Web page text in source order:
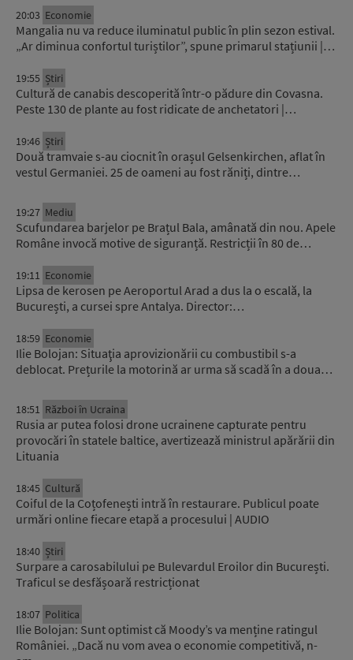
20:03 Economie
Mangalia nu va reduce iluminatul public în plin sezon estival.
„Ar diminua confortul turiștilor”, spune primarul stațiunii |…
19:55 Știri
Cultură de canabis descoperită într-o pădure din Covasna.
Peste 130 de plante au fost ridicate de anchetatori |…
19:46 Știri
Două tramvaie s-au ciocnit în orașul Gelsenkirchen, aflat în
vestul Germaniei. 25 de oameni au fost răniți, dintre…
19:27 Mediu
Scufundarea barjelor pe Brațul Bala, amânată din nou. Apele
Române invocă motive de siguranță. Restricții în 80 de…
19:11 Economie
Lipsa de kerosen pe Aeroportul Arad a dus la o escală, la
București, a cursei spre Antalya. Director:…
18:59 Economie
Ilie Bolojan: Situaţia aprovizionării cu combustibil s-a
deblocat. Prețurile la motorină ar urma să scadă în a doua…
18:51 Război în Ucraina
Rusia ar putea folosi drone ucrainene capturate pentru
provocări în statele baltice, avertizează ministrul apărării din
Lituania
18:45 Cultură
Coiful de la Coțofenești intră în restaurare. Publicul poate
urmări online fiecare etapă a procesului | AUDIO
18:40 Știri
Surpare a carosabilului pe Bulevardul Eroilor din București.
Traficul se desfășoară restricționat
18:07 Politica
Ilie Bolojan: Sunt optimist că Moody’s va menține ratingul
României. „Dacă nu vom avea o economie competitivă, n-